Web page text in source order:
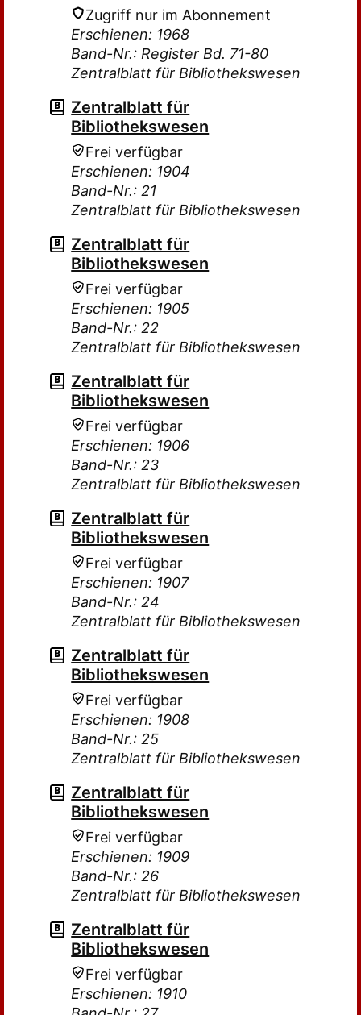
Zugriff nur im Abonnement
Erschienen: 1968
Band-Nr.: Register Bd. 71-80
Zentralblatt für Bibliothekswesen
Zentralblatt für
Bibliothekswesen
Frei verfügbar
Erschienen: 1904
Band-Nr.: 21
Zentralblatt für Bibliothekswesen
Zentralblatt für
Bibliothekswesen
Frei verfügbar
Erschienen: 1905
Band-Nr.: 22
Zentralblatt für Bibliothekswesen
Zentralblatt für
Bibliothekswesen
Frei verfügbar
Erschienen: 1906
Band-Nr.: 23
Zentralblatt für Bibliothekswesen
Zentralblatt für
Bibliothekswesen
Frei verfügbar
Erschienen: 1907
Band-Nr.: 24
Zentralblatt für Bibliothekswesen
Zentralblatt für
Bibliothekswesen
Frei verfügbar
Erschienen: 1908
Band-Nr.: 25
Zentralblatt für Bibliothekswesen
Zentralblatt für
Bibliothekswesen
Frei verfügbar
Erschienen: 1909
Band-Nr.: 26
Zentralblatt für Bibliothekswesen
Zentralblatt für
Bibliothekswesen
Frei verfügbar
Erschienen: 1910